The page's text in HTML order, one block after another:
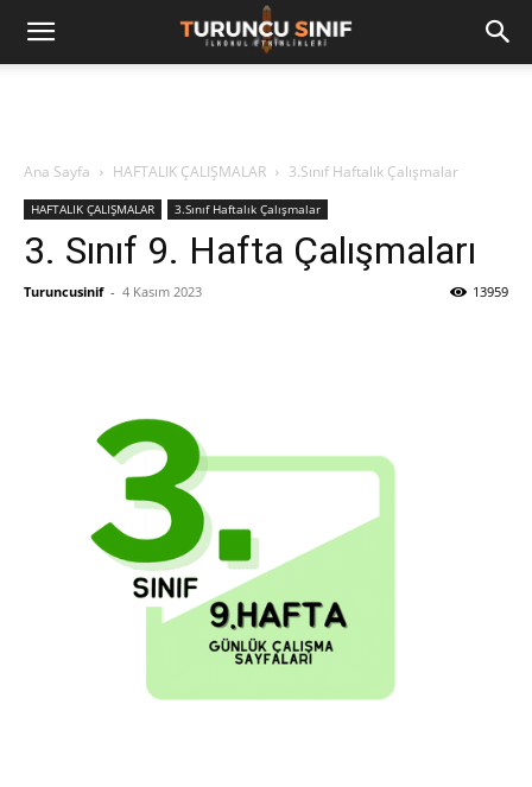
Ana Sayfa HAFTALIK ÇALIŞMALAR 3.Sınıf Haftalık Çalışmalar
HAFTALIK ÇALIŞMALAR 3.Sınıf Haftalık Çalışmalar
3. Sınıf 9. Hafta Çalışmaları
Turuncusinif - 4 Kasım 2023 13959